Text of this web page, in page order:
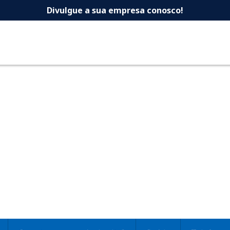
-Dicas
Divulgue a sua empresa conosco!